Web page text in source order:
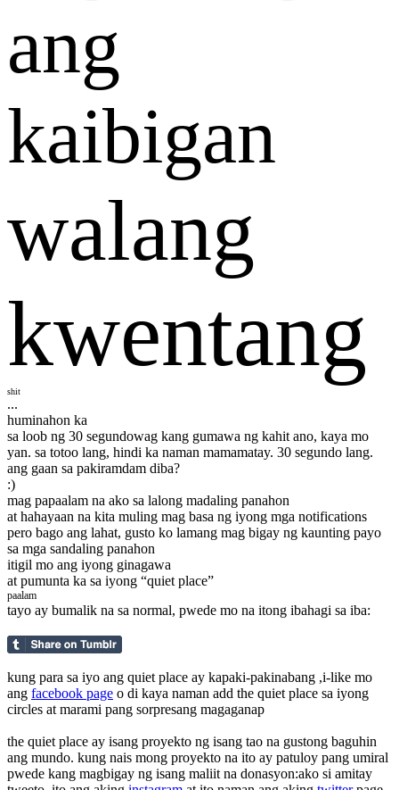
ang
kaibigan
walang
kwentang
shit
...
huminahon ka
sa loob ng 30 segundowag kang gumawa ng kahit ano, kaya mo
yan. sa totoo lang, hindi ka naman mamamatay. 30 segundo lang.
ang gaan sa pakiramdam diba?
:)
mag papaalam na ako sa lalong madaling panahon
at hahayaan na kita muling mag basa ng iyong mga notifications
pero bago ang lahat, gusto ko lamang mag bigay ng kaunting payo
sa mga sandaling panahon
itigil mo ang iyong ginagawa
at pumunta ka sa iyong “quiet place”
paalam
tayo ay bumalik na sa normal, pwede mo na itong ibahagi sa iba:
kung para sa iyo ang quiet place ay kapaki-pakinabang ,i-like mo
ang facebook page o di kaya naman add the quiet place sa iyong
circles at marami pang sorpresang magaganap
the quiet place ay isang proyekto ng isang tao na gustong baguhin
ang mundo. kung nais mong proyekto na ito ay patuloy pang umiral
pwede kang magbigay ng isang maliit na donasyon:ako si amitay